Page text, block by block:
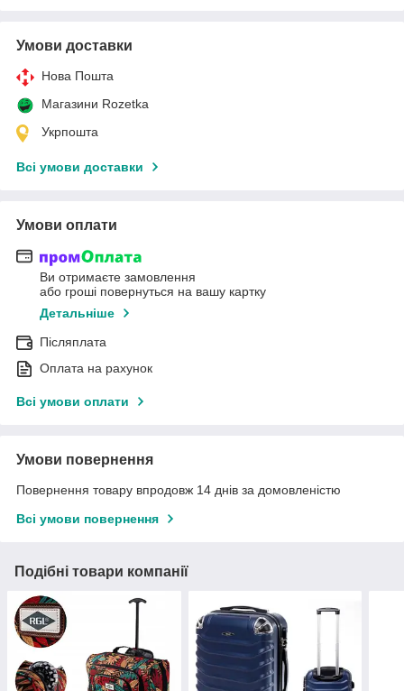
Умови доставки
Нова Пошта
Магазини Rozetka
Укрпошта
Всі умови доставки
Умови оплати
Ви отримаєте замовлення
або гроші повернуться на вашу картку
Детальніше
Післяплата
Оплата на рахунок
Всі умови оплати
Умови повернення
Повернення товару впродовж 14 днів за домовленістю
Всі умови повернення
Подібні товари компанії